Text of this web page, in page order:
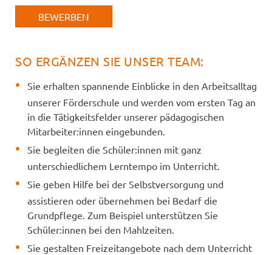
BEWERBEN
SO ERGÄNZEN SIE UNSER TEAM:
Sie erhalten spannende Einblicke in den Arbeitsalltag
unserer Förderschule und werden vom ersten Tag an
in die Tätigkeitsfelder unserer pädagogischen
Mitarbeiter:innen eingebunden.
Sie begleiten die Schüler:innen mit ganz
unterschiedlichem Lerntempo im Unterricht.
Sie geben Hilfe bei der Selbstversorgung und
assistieren oder übernehmen bei Bedarf die
Grundpflege. Zum Beispiel unterstützen Sie
Schüler:innen bei den Mahlzeiten.
Sie gestalten Freizeitangebote nach dem Unterricht